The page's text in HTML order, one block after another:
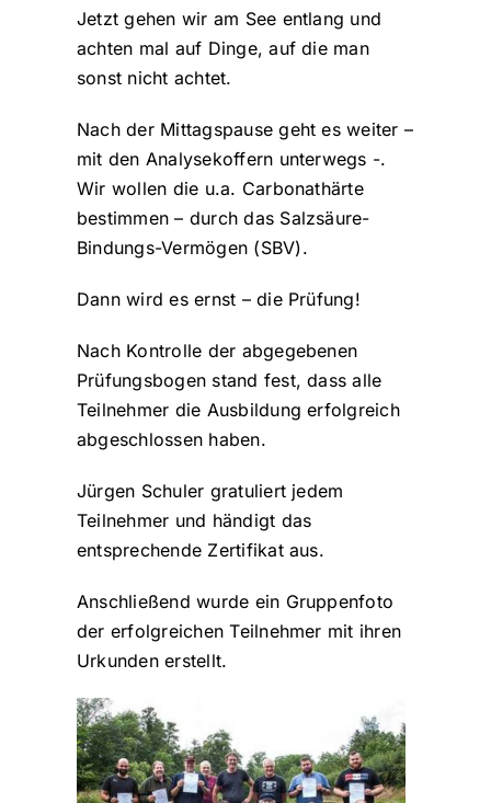
Jetzt gehen wir am See entlang und
achten mal auf Dinge, auf die man
sonst nicht achtet.
Nach der Mittagspause geht es weiter –
mit den Analysekoffern unterwegs -.
Wir wollen die u.a. Carbonathärte
bestimmen – durch das Salzsäure-
Bindungs-Vermögen (SBV).
Dann wird es ernst – die Prüfung!
Nach Kontrolle der abgegebenen
Prüfungsbogen stand fest, dass alle
Teilnehmer die Ausbildung erfolgreich
abgeschlossen haben.
Jürgen Schuler gratuliert jedem
Teilnehmer und händigt das
entsprechende Zertifikat aus.
Anschließend wurde ein Gruppenfoto
der erfolgreichen Teilnehmer mit ihren
Urkunden erstellt.